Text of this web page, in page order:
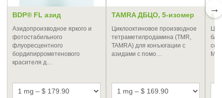
BDP® FL азид
Азидопроизводное яркого и
фотостабильного
флуоресцентного
бордипиррометенового
красителя д…
TAMRA ДБЦО, 5-изомер
Циклооктиновое производное
тетраметилродамина (TMR,
TAMRA) для конъюгации с
азидами с помо…
→